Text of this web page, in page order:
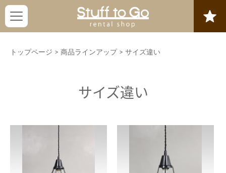
トップページ > 商品ラインアップ > サイズ違い
サイズ違い